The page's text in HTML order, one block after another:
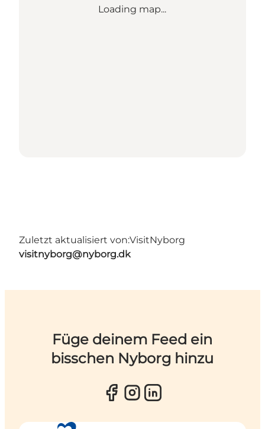
Loading map...
Zuletzt aktualisiert von:VisitNyborg
visitnyborg@nyborg.dk
Füge deinem Feed ein
bisschen Nyborg hinzu